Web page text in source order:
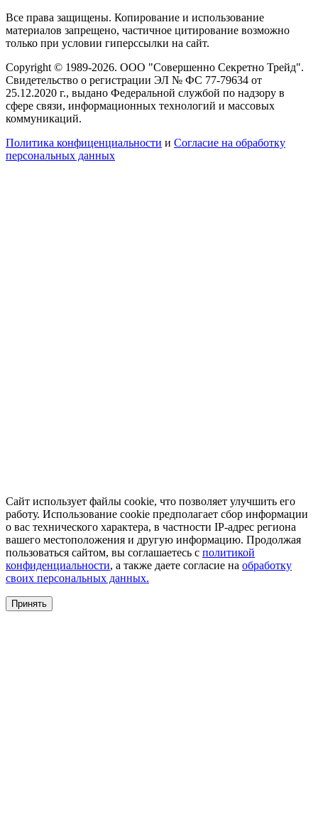
Все права защищены. Копирование и использование
материалов запрещено, частичное цитирование возможно
только при условии гиперссылки на сайт.
Copyright © 1989-2026. ООО "Совершенно Секретно Трейд".
Свидетельство о регистрации ЭЛ № ФС 77-79634 от
25.12.2020 г., выдано Федеральной службой по надзору в
сфере связи, информационных технологий и массовых
коммуникаций.
Политика конфиценциальности и Согласие на обработку
персональных данных
Сайт использует файлы cookie, что позволяет улучшить его
работу. Использование cookie предполагает сбор информации
о вас технического характера, в частности IP-адрес региона
вашего местоположения и другую информацию. Продолжая
пользоваться сайтом, вы соглашаетесь с политикой
конфиденциальности, а также даете согласие на обработку
своих персональных данных.
Принять